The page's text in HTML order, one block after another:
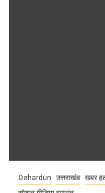
Dehardun उत्तराखंड खबर